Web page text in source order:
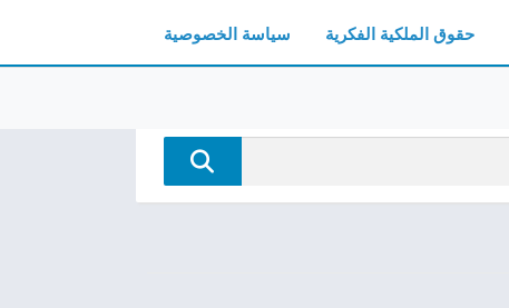
حقوق الملكية الفكرية سياسة الخصوصية